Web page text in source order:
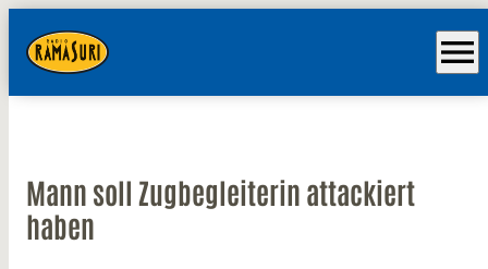
menu
Mann soll Zugbegleiterin attackiert
haben